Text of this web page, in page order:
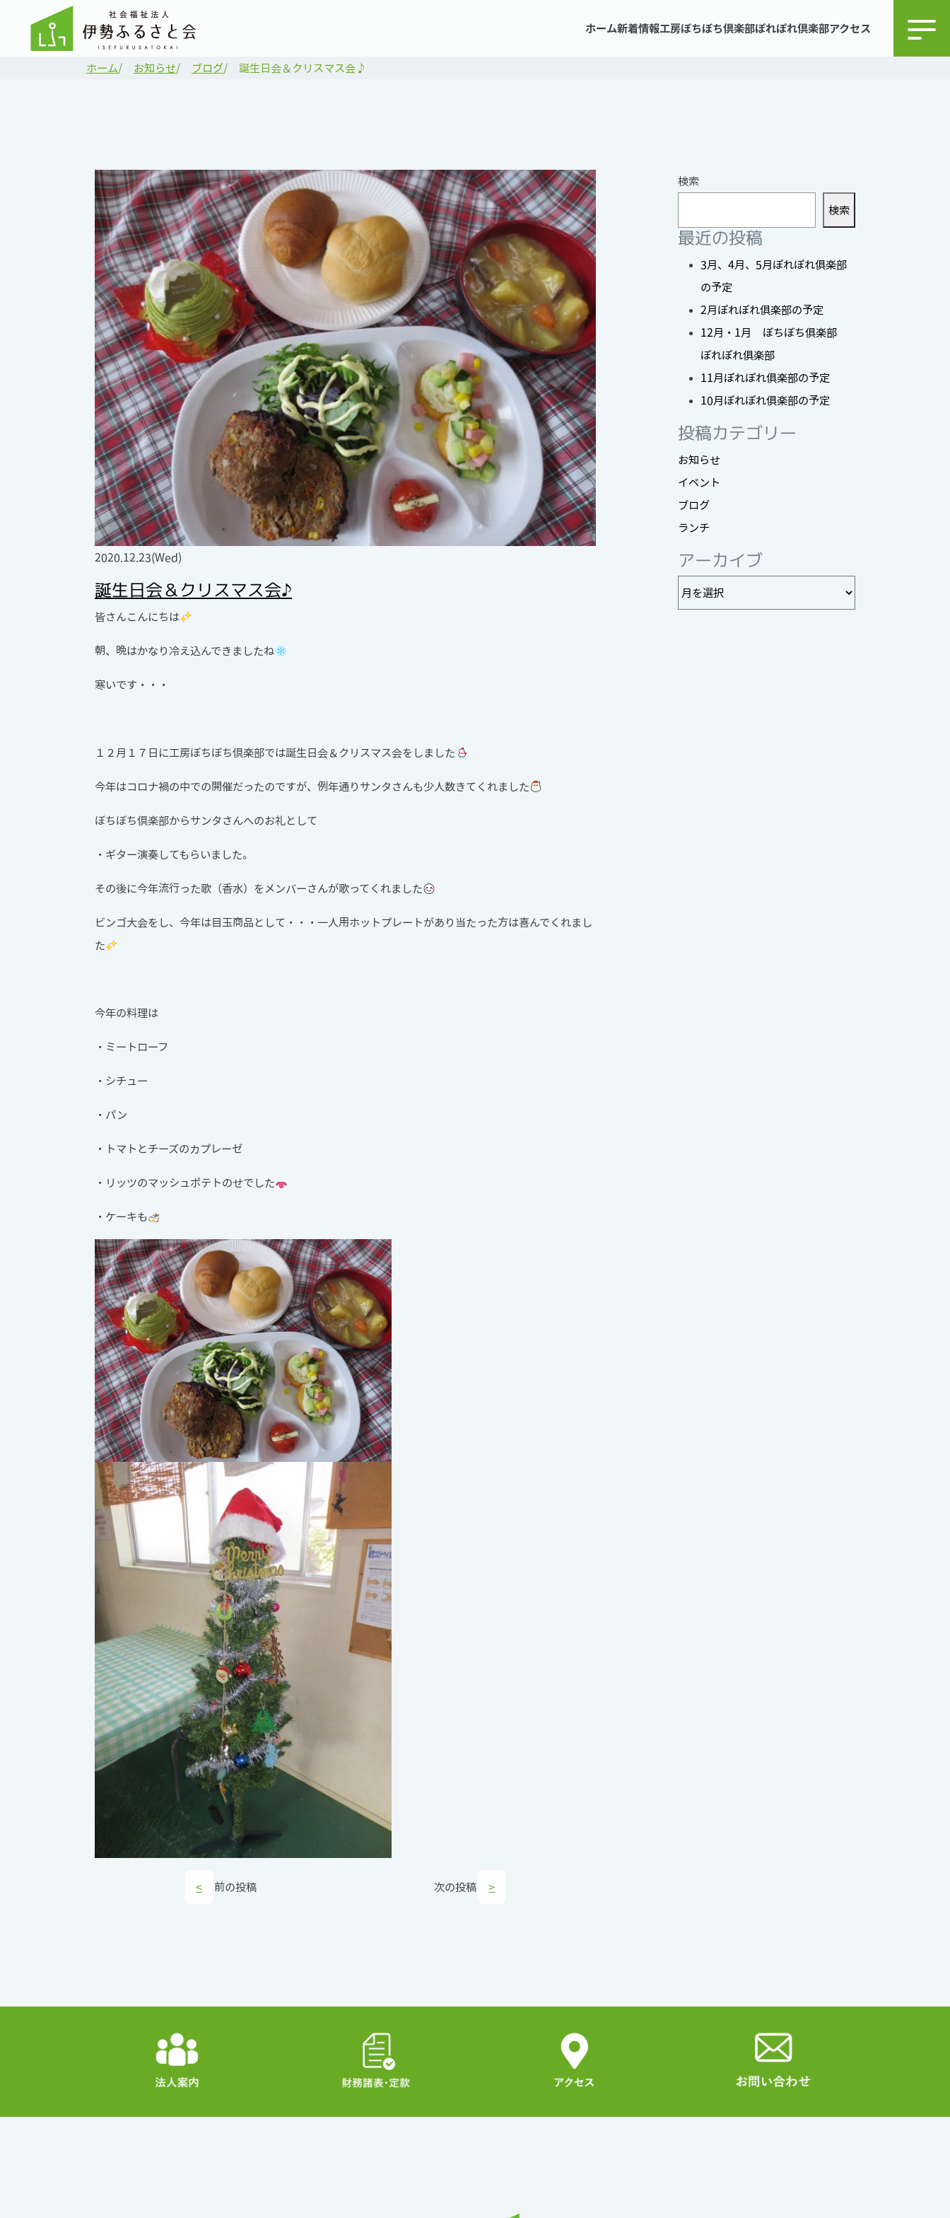
ホーム新着情報工房ぼちぼち倶楽部ぽれぽれ倶楽部アクセス
ホーム お知らせ ブログ 誕生日会＆クリスマス会♪
2020.12.23(Wed)
誕生日会＆クリスマス会♪
皆さんこんにちは
朝、晩はかなり冷え込んできましたね
寒いです・・・
１２月１７日に工房ぼちぼち倶楽部では誕生日会＆クリスマス会をしました
今年はコロナ禍の中での開催だったのですが、例年通りサンタさんも少人数きてくれました
ぼちぼち倶楽部からサンタさんへのお礼として
・ギター演奏してもらいました。
その後に今年流行った歌（香水）をメンバーさんが歌ってくれました
ビンゴ大会をし、今年は目玉商品として・・・一人用ホットプレートがあり当たった方は喜んでくれまし
た
今年の料理は
・ミートローフ
・シチュー
・パン
・トマトとチーズのカプレーゼ
・リッツのマッシュポテトのせでした
・ケーキも
< 前の投稿 次の投稿 >
検索
検索
最近の投稿
3月、4月、5月ぽれぽれ俱楽部
の予定
2月ぽれぽれ俱楽部の予定
12月・1月 ぼちぼち俱楽部
ぽれぽれ俱楽部
11月ぽれぽれ俱楽部の予定
10月ぽれぽれ俱楽部の予定
投稿カテゴリー
お知らせ
イベント
ブログ
ランチ
アーカイブ